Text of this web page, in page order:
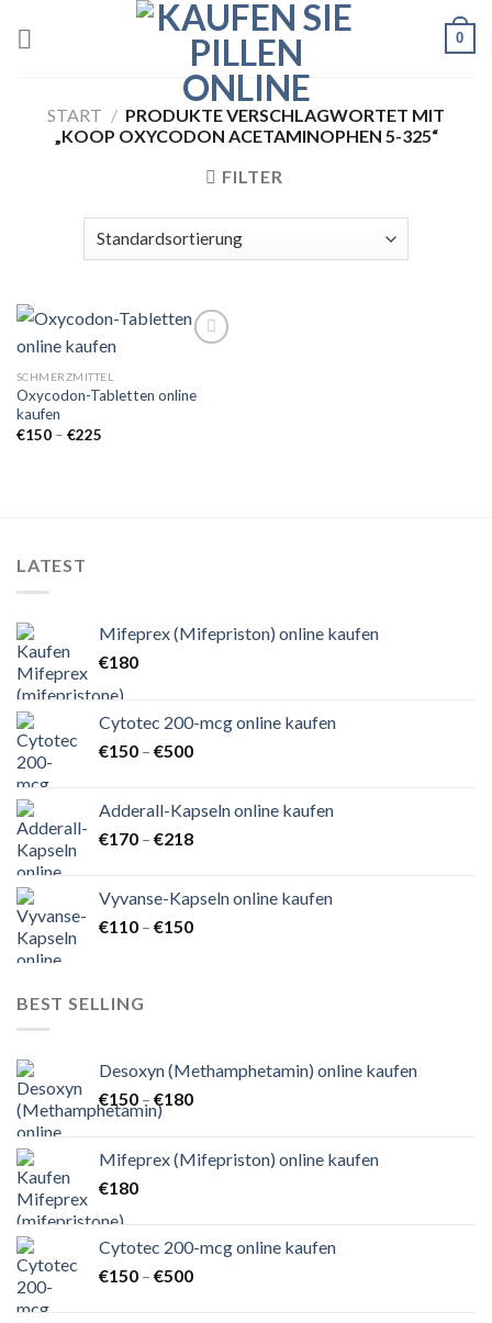
0
START / PRODUKTE VERSCHLAGWORTET MIT
„KOOP OXYCODON ACETAMINOPHEN 5-325“
FILTER
Add to
SCHMERZMITTEL
Oxycodon-Tabletten online
kaufen
€150 – €225Preisspanne:
LATEST
Mifeprex (Mifepriston) online kaufen
€180
Cytotec 200-mcg online kaufen
€150 – €500Preisspanne:
€500
Adderall-Kapseln online kaufen
€170 – €218Preisspanne:
€218
Vyvanse-Kapseln online kaufen
€110 – €150Preisspanne:
BEST SELLING
Desoxyn (Methamphetamin) online kaufen
€150 – €180Preisspanne:
€180
Mifeprex (Mifepriston) online kaufen
€180
Cytotec 200-mcg online kaufen
€150 – €500Preisspanne: